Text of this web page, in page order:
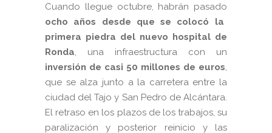
Cuando llegue octubre, habrán pasado
ocho años desde que se colocó la
primera piedra del nuevo hospital de
Ronda , una infraestructura con un
inversión de casi 50 millones de euros
que se alza junto a la carretera entre la
ciudad del Tajo y San Pedro de Alcántara.
El retraso en los plazos de los trabajos, su
paralización y posterior reinicio y las